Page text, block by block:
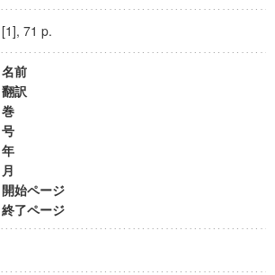
[1], 71 p.
名前
翻訳
巻
号
年
月
開始ページ
終了ページ